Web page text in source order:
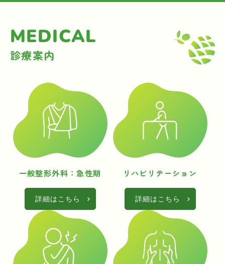
MEDICAL
診療案内
一般整形外科：急性期
詳細はこちら
リハビリテーション
詳細はこちら